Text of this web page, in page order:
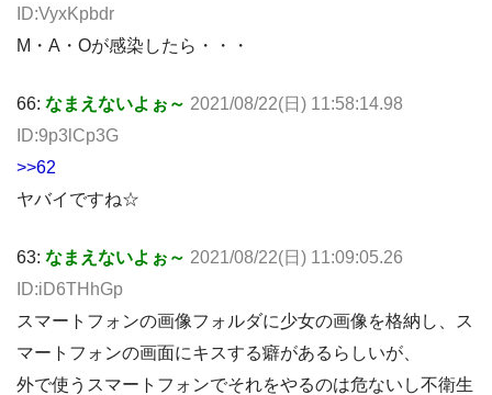
ID:VyxKpbdr
M・A・Oが感染したら・・・
66: なまえないよぉ～ 2021/08/22(日) 11:58:14.98
ID:9p3lCp3G
>>62
ヤバイですね☆
63: なまえないよぉ～ 2021/08/22(日) 11:09:05.26
ID:iD6THhGp
スマートフォンの画像フォルダに少女の画像を格納し、ス
マートフォンの画面にキスする癖があるらしいが、
外で使うスマートフォンでそれをやるのは危ないし不衛生